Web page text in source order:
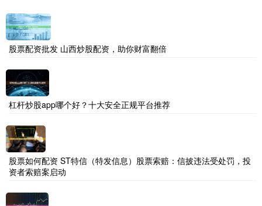
股票配资批发 山西炒股配资，助你财富翻倍
杠杆炒股app哪个好？十大安全正规平台推荐
股票如何配资 ST特信（特发信息）股票索赔：信披违法受处罚，投
资者索赔案启动